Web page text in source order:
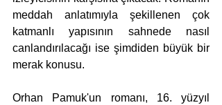
meddah anlatımıyla şekillenen çok
katmanlı yapısının sahnede nasıl
canlandırılacağı ise şimdiden büyük bir
merak konusu.
Orhan Pamuk'un romanı, 16. yüzyıl